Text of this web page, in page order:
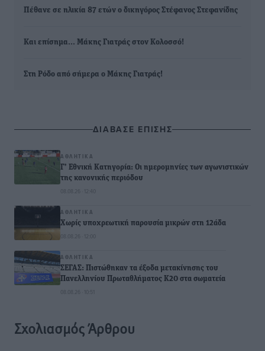
Πέθανε σε ηλικία 87 ετών ο δικηγόρος Στέφανος Στεφανίδης
Και επίσημα... Μάκης Γιατράς στον Κολοσσό!
Στη Ρόδο από σήμερα ο Μάκης Γιατράς!
ΔΙΑΒΑΣΕ ΕΠΙΣΗΣ
ΑΘΛΗΤΙΚΆ
Γ’ Εθνική Κατηγορία: Οι ημερομηνίες των αγωνιστικών
της κανονικής περιόδου
08.08.26 · 12:40
ΑΘΛΗΤΙΚΆ
Χωρίς υποχρεωτική παρουσία μικρών στη 12άδα
08.08.26 · 12:00
ΑΘΛΗΤΙΚΆ
ΣΕΓΑΣ: Πιστώθηκαν τα έξοδα μετακίνησης του
Πανελληνίου Πρωταθλήματος Κ20 στα σωματεία
08.08.26 · 10:51
Σχολιασμός Άρθρου